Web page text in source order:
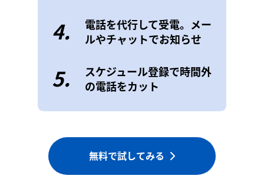
4.
電話を代行して受電。メー
ルやチャットでお知らせ
5.
スケジュール登録で時間外
の電話をカット
無料で試してみる